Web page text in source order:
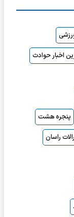
اخبار حوادث
پنجره هشت
راسان